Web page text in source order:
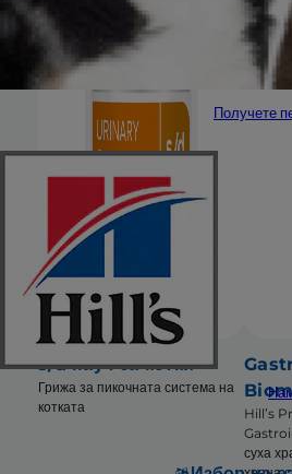
Получете
s/d пауч за котки
Грижа за пикочната система на
котката
Hill’s
суха